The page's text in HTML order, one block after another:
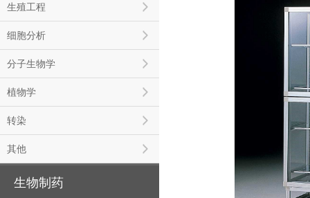
生殖工程
细胞分析
分子生物学
植物学
转染
其他
生物制药